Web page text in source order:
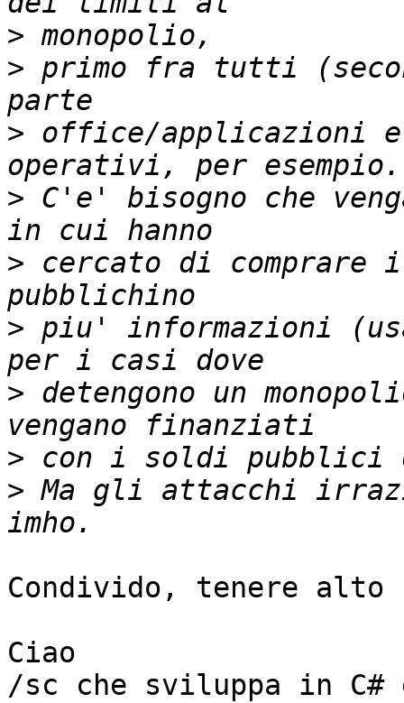
>
> primo fra tutti
> office/applicazioni
> C'e' bisogno che
> cercato di comprare
> piu' informazioni
> detengono un
>
> Ma gli attacchi
Condivido, tenere
Ciao
/sc che sviluppa in